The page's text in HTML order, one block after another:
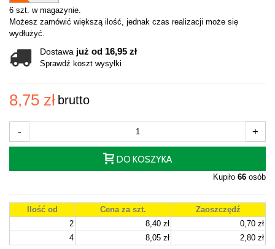
6 szt. w magazynie.
Możesz zamówić większą ilość, jednak czas realizacji może się
wydłużyć.
Dostawa już od 16,95 zł
Sprawdź koszt wysyłki
8,75 zł brutto
- +
DO KOSZYKA
Kupiło 66 osób
Ilość od Cena za szt.
Zaoszczędź
2
8,40 zł
0,70 zł
4
8,05 zł 2,80 zł